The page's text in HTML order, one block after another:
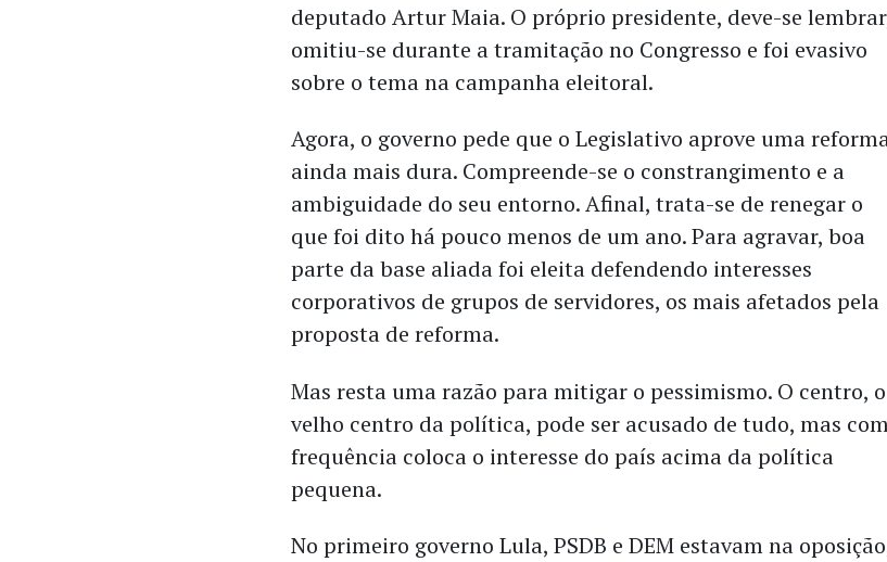
deputado Artur Maia. O próprio presidente, deve-se
omitiu-se durante a tramitação no Congresso e foi evasivo
sobre o tema na campanha eleitoral.
Agora, o governo pede que o Legislativo aprove uma
ainda mais dura. Compreende-se o constrangimento e a
ambiguidade do seu entorno. Afinal, trata-se de renegar o
que foi dito há pouco menos de um ano. Para agravar, boa
parte da base aliada foi eleita defendendo interesses
corporativos de grupos de servidores, os mais afetados pela
proposta de reforma.
Mas resta uma razão para mitigar o pessimismo. O centro, o
velho centro da política, pode ser acusado de tudo, mas
frequência coloca o interesse do país acima da política
pequena.
No primeiro governo Lula, PSDB e DEM estavam na